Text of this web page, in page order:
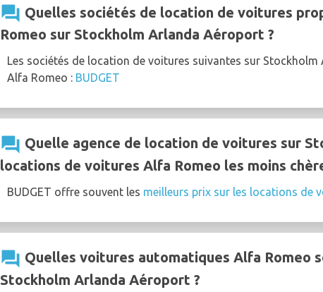
question_answer Quelles sociétés de location de voitures
Romeo sur Stockholm Arlanda Aéroport ?
Les sociétés de location de voitures suivantes sur
Alfa Romeo : BUDGET
question_answer Quelle agence de location de voitures sur
locations de voitures Alfa Romeo les moins
BUDGET offre souvent les meilleurs prix sur les locations de
question_answer Quelles voitures automatiques Alfa Romeo
Stockholm Arlanda Aéroport ?